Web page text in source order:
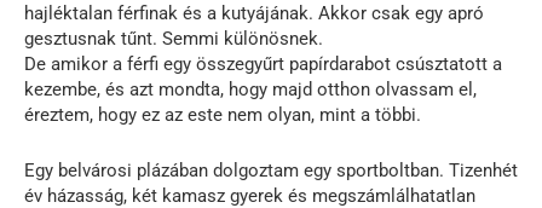
hajléktalan férfinak és a kutyájának. Akkor csak egy apró
gesztusnak tűnt. Semmi különösnek.
De amikor a férfi egy összegyűrt papírdarabot csúsztatott a
kezembe, és azt mondta, hogy majd otthon olvassam el,
éreztem, hogy ez az este nem olyan, mint a többi.
Egy belvárosi plázában dolgoztam egy sportboltban. Tizenhét
év házasság, két kamasz gyerek és megszámlálhatatlan